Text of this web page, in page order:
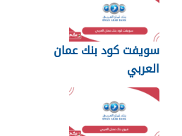
سويفت كود بنك عمان
العربي